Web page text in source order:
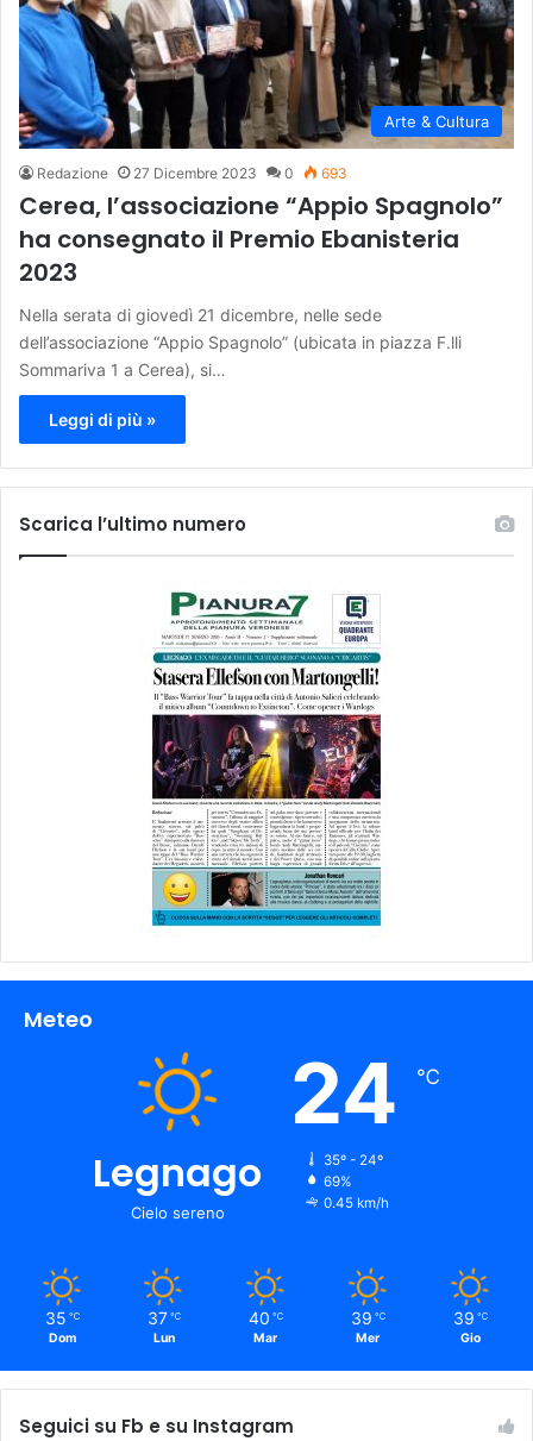
Arte & Cultura
Redazione 27 Dicembre 2023 0 693
Cerea, l’associazione “Appio Spagnolo”
ha consegnato il Premio Ebanisteria
2023
Nella serata di giovedì 21 dicembre, nelle sede
dell’associazione “Appio Spagnolo” (ubicata in piazza F.lli
Sommariva 1 a Cerea), si…
Leggi di più »
Scarica l’ultimo numero
Meteo
Legnago
Cielo sereno
24 ℃
35º - 24º
69%
0.45 km/h
35 ℃
Dom
37 ℃
Lun
40 ℃
Mar
39 ℃
Mer
39 ℃
Gio
Seguici su Fb e su Instagram